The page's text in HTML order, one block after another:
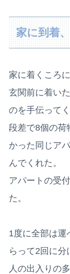
家に到着
家に着くころ
玄関前に着い
のを手伝ってく
段差で8個の荷
かった同じア
んでくれた。
アパートの受
た。
1度に全部は運
らって2回に分
人の出入りの